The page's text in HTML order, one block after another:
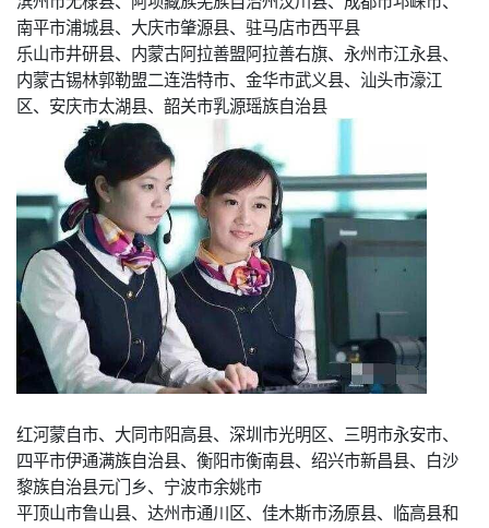
南平市浦城县、大庆市肇源县、驻马店市西平县
乐山市井研县、内蒙古阿拉善盟阿拉善右旗、永州市江永县、
内蒙古锡林郭勒盟二连浩特市、金华市武义县、汕头市濠江
区、安庆市太湖县、韶关市乳源瑶族自治县
红河蒙自市、大同市阳高县、深圳市光明区、三明市永安市、
四平市伊通满族自治县、衡阳市衡南县、绍兴市新昌县、白沙
黎族自治县元门乡、宁波市余姚市
平顶山市鲁山县、达州市通川区、佳木斯市汤原县、临高县和